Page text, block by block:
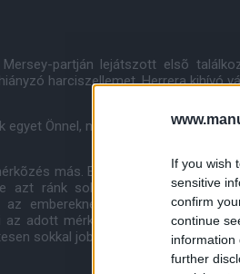
If you wish
sensitive
confirm
continue
information
further
partján lejátszott elsõ
harciszellemet, Herrera kihívó
egyet Önnel, mert mi mindig
más. Egy olyan ellenféllel
azt ránk soha nem lehet
az embereknek becsülniük kell
az adott mérkõzést. Büszkék
sokkal jobban kell játszanunk,